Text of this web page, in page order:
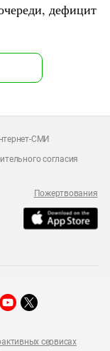
дефицит
СМИ
согласия
Пожертвования
сервисах